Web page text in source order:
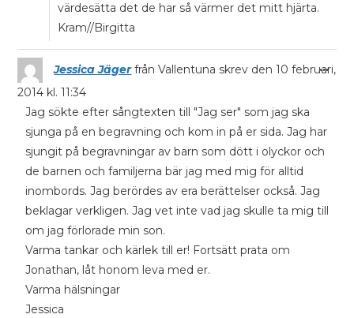
värdesätta det de har så värmer det mitt hjärta.
Kram//Birgitta
Jessica Jäger från Vallentuna skrev den 10 februari,
2014 kl. 11:34
Jag sökte efter sångtexten till "Jag ser" som jag ska
sjunga på en begravning och kom in på er sida. Jag har
sjungit på begravningar av barn som dött i olyckor och
de barnen och familjerna bär jag med mig för alltid
inombords. Jag berördes av era berättelser också. Jag
beklagar verkligen. Jag vet inte vad jag skulle ta mig till
om jag förlorade min son.
Varma tankar och kärlek till er! Fortsätt prata om
Jonathan, låt honom leva med er.
Varma hälsningar
Jessica
...